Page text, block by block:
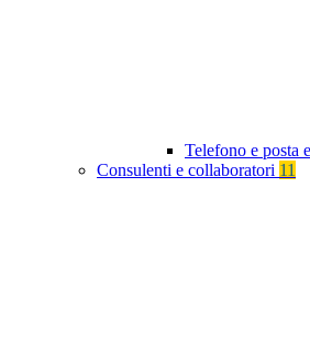
Telefono e posta
Consulenti e collaboratori 11